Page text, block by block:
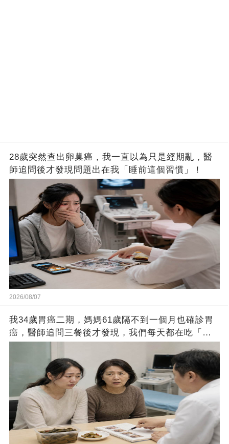
28歲突然查出卵巢癌，我一直以為只是經期亂，醫
師追問後才發現問題出在我「睡前這個習慣」！
2026/08/07
我34歲胃癌二期，媽媽61歲隔不到一個月也確診胃
癌，醫師追問三餐後才發現，我們每天都在吃「這